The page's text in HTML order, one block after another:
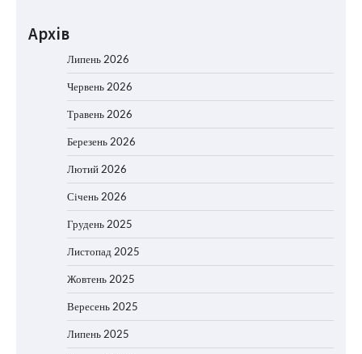
Архів
Липень 2026
Червень 2026
Травень 2026
Березень 2026
Лютий 2026
Січень 2026
Грудень 2025
Листопад 2025
Жовтень 2025
Вересень 2025
Липень 2025